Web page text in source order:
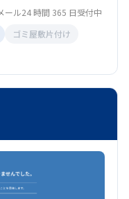
ール24 時間 365 日受付中
ゴミ屋敷片付け